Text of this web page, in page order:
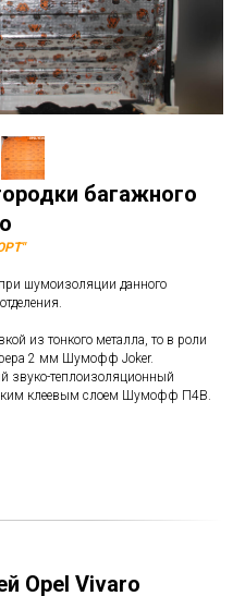
багажного
шумоизоляции данного
из тонкого металла, то в роли
2 мм Шумофф Joker.
звуко-теплоизоляционный
клеевым слоем Шумофф П4В.
Opel Vivaro